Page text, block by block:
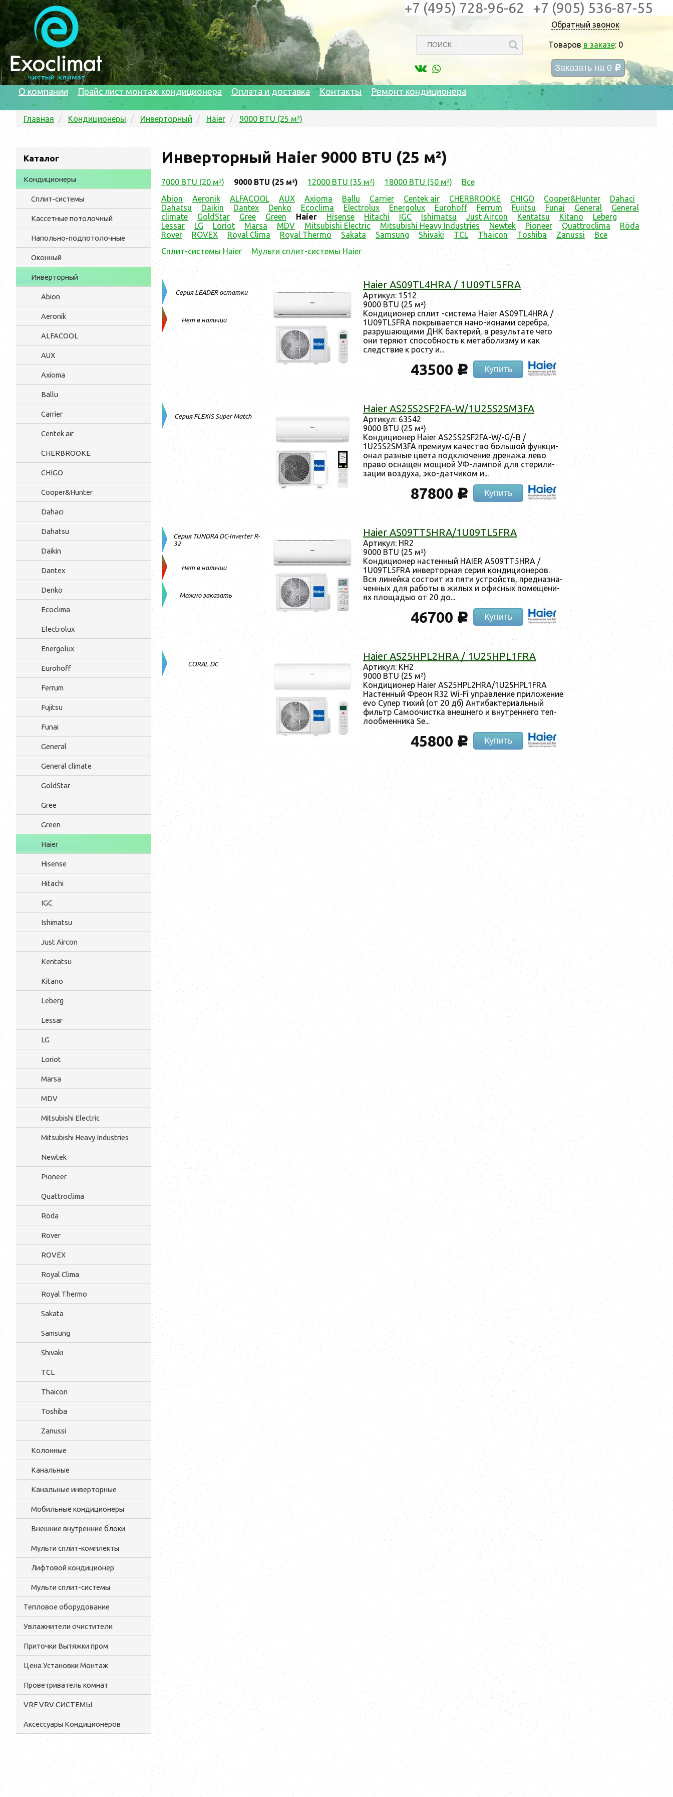
Обратный звонок
Товаров в заказе: 0
Заказать на 0 c
+7 (495) 728-96-62 +7 (905) 536-87-55
О компании Прайс лист монтаж кондиционера Оплата и доставка Контакты Ремонт кондиционера
Главная Кондиционеры Инверторный Haier 9000 BTU (25 м²)
Каталог
Кондиционеры
Сплит-системы
Кассетные потолочный
Напольно-подпотолочные
Оконный
Инверторный
Abion
Aeronik
ALFACOOL
AUX
Axioma
Ballu
Carrier
Centek air
CHERBROOKE
CHIGO
Cooper&Hunter
Dahaci
Dahatsu
Daikin
Dantex
Denko
Ecoclima
Electrolux
Energolux
Eurohoff
Ferrum
Fujitsu
Funai
General
General climate
GoldStar
Gree
Green
Haier
Hisense
Hitachi
IGC
Ishimatsu
Just Aircon
Kentatsu
Kitano
Leberg
Lessar
LG
Loriot
Marsa
MDV
Mitsubishi Electric
Mitsubishi Heavy Industries
Newtek
Pioneer
Quattroclima
Röda
Rover
ROVEX
Royal Clima
Royal Thermo
Sakata
Samsung
Shivaki
TCL
Thaicon
Toshiba
Zanussi
Колонные
Канальные
Канальные инверторные
Мобильные кондиционеры
Внешние внутренние блоки
Мульти cплит-комплекты
Лифтовой кондиционер
Мульти сплит-системы
Тепловое оборудование
Увлажнители очистители
Приточки Вытяжки пром
Цена Установки Монтаж
Проветриватель комнат
VRF VRV СИСТЕМЫ
Аксессуары Кондиционеров
Инверторный Haier 9000 BTU (25 м²)
7000 BTU (20 м²) 9000 BTU (25 м²) 12000 BTU (35 м²) 18000 BTU (50 м²)
Все
Abion
Aeronik ALFACOOL AUX Axioma Ballu Carrier Centek air CHERBROOKE CHIGO Cooper&Hunter
Dahaci
Dahatsu
Daikin Dantex Denko Ecoclima Electrolux Energolux Eurohoff Ferrum Fujitsu Funai General
General
climate
GoldStar Gree Green Haier Hisense Hitachi IGC Ishimatsu Just Aircon Kentatsu Kitano
Leberg
Lessar
LG Loriot Marsa MDV Mitsubishi Electric Mitsubishi Heavy Industries Newtek Pioneer Quattroclima
Röda
Rover
ROVEX Royal Clima Royal Thermo Sakata Samsung Shivaki TCL Thaicon Toshiba Zanussi
Все
Сплит-системы Haier
Мульти сплит-системы Haier
Серия LEADER остатки
Нет в наличии
Haier AS09TL4HRA / 1U09TL5FRA
Ар­ти­кул: 1512
9000 BTU (25 м²)
Кон­ди­ци­онер сплит -сис­те­ма Haier AS09TL4HRA /
1U09TL5FRA пок­ры­ва­ет­ся на­но-и­она­ми се­реб­ра,
раз­ру­ша­ющи­ми ДНК бак­те­рий, в ре­зуль­та­те че­го
они те­ря­ют спо­соб­ность к ме­табо­лиз­му и как
следс­твие к рос­ту и...
43500 c Купить
Серия FLEXIS Super Match
Haier AS25S2SF2FA-W/1U25S2SM3FA
Ар­ти­кул: 63542
9000 BTU (25 м²)
Кон­ди­ци­онер Haier AS25S2SF2FA-W/-G/-B /
1U25S2SM3FA пре­ми­ум ка­чес­тво боль­шой фун­кци­
онал раз­ные цве­та под­клю­чение дре­нажа ле­во
пра­во ос­на­щен мощ­ной УФ-лам­пой для сте­рили­
зации воз­ду­ха, эко-дат­чи­ком и...
87800 c Купить
Серия TUNDRA DC-Inverter R-
32
Нет в наличии
Можно заказать
Haier AS09TT5HRA/1U09TL5FRA
Ар­ти­кул: HR2
9000 BTU (25 м²)
Кон­ди­ци­онер нас­тенный HAIER AS09TT5HRA /
1U09TL5FRA ин­вертор­ная се­рия кон­ди­ци­оне­ров.
Вся ли­ней­ка сос­то­ит из пя­ти ус­трой­ств, пред­назна­
чен­ных для ра­боты в жи­лых и офис­ных по­меще­ни­
ях пло­щадью от 20 до...
46700 c Купить
CORAL DC
Haier AS25HPL2HRA / 1U25HPL1FRA
Ар­ти­кул: KH2
9000 BTU (25 м²)
Кон­ди­ци­онер Haier AS25HPL2HRA/1U25HPL1FRA
Нас­тенный Фре­он R32 Wi-Fi уп­равле­ние при­ложе­ние
evo Су­пер ти­хий (от 20 дб) Ан­ти­бак­те­ри­аль­ный
филь­тр Са­мо­очис­тка внеш­не­го и внут­ренне­го теп­
ло­об­менни­ка Se...
45800 c Купить